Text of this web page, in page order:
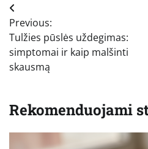
Navigacija
tarp
įrašų
Previous:
Tulžies pūslės uždegimas:
simptomai ir kaip malšinti
skausmą
Rekomenduojami